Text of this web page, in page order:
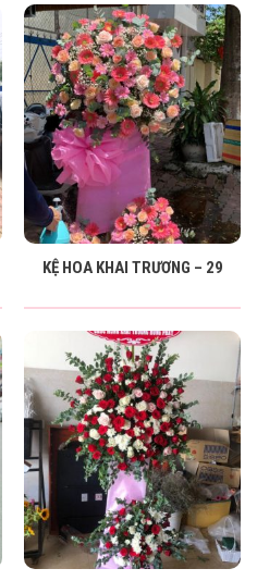
KỆ HOA KHAI TRƯƠNG – 29